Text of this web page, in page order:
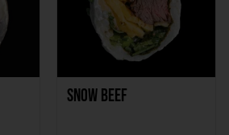
Snow Beef